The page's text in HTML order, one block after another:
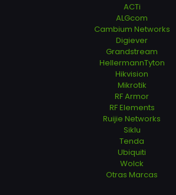
ACTi
ALGcom
Cambium Networks
Digiever
Grandstream
HellermannTyton
Hikvision
Mikrotik
RF Armor
RF Elements
Ruijie Networks
Siklu
Tenda
Ubiquiti
Wolck
Otras Marcas